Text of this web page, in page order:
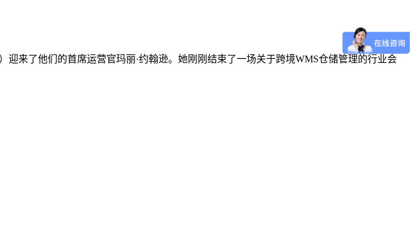
迎来了他们的首席运营官玛丽·约翰逊。她刚刚结束了一场关于跨境WMS仓储管理的行业会